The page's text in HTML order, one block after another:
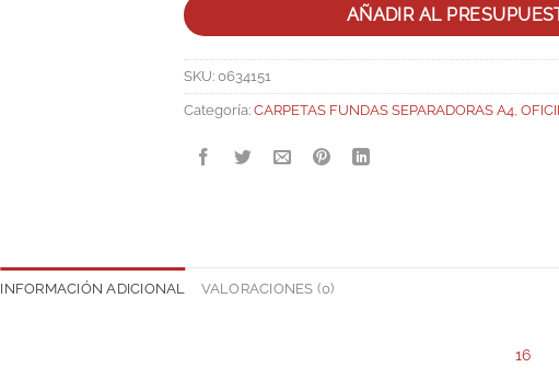
AÑADIR AL
SKU: 0634151
Categoría: CARPETAS FUNDAS SEPARADORAS A4
INFORMACIÓN ADICIONAL VALORACIONES (0)
16